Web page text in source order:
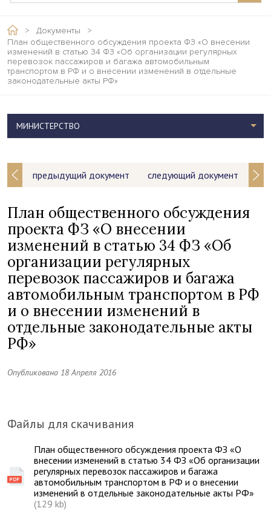
> Документы
>
План общественного обсуждения проекта ФЗ «О внесении
изменений в статью 34 ФЗ «Об организации регулярных
перевозок пассажиров и багажа автомобильным
транспортом в РФ и о внесении изменений в отдельные
законодательные акты РФ»
предыдущий документ следующий документ
План общественного обсуждения
проекта ФЗ «О внесении
изменений в статью 34 ФЗ «Об
организации регулярных
перевозок пассажиров и багажа
автомобильным транспортом в РФ
и о внесении изменений в
отдельные законодательные акты
РФ»
Опубликовано 18 Апреля 2016
Файлы для скачивания
План общественного обсуждения проекта ФЗ «О
внесении изменений в статью 34 ФЗ «Об организации
регулярных перевозок пассажиров и багажа
автомобильным транспортом в РФ и о внесении
изменений в отдельные законодательные акты РФ»
(129 kb)
МИНИСТЕРСТВО